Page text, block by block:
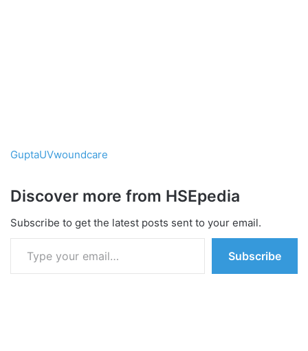
GuptaUVwoundcare
Discover more from HSEpedia
Subscribe to get the latest posts sent to your email.
Type your email…
Subscribe